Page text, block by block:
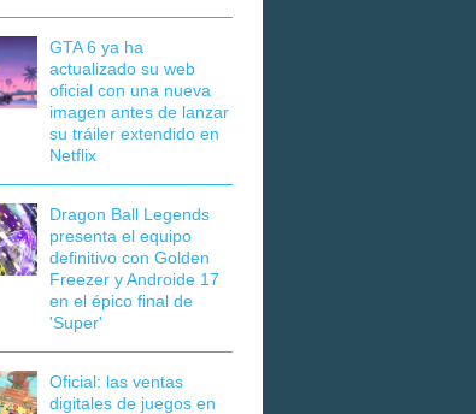
GTA 6 ya ha
actualizado su web
oficial con una nueva
imagen antes de lanzar
su tráiler extendido en
Netflix
Dragon Ball Legends
presenta el equipo
definitivo con Golden
Freezer y Androide 17
en el épico final de
'Super'
Oficial: las ventas
digitales de juegos en